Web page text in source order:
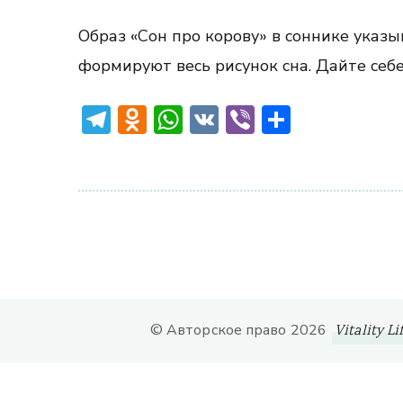
Образ «Сон про корову» в соннике
формируют весь рисунок сна. Дайте
Telegram
Odnoklassniki
WhatsApp
VKViber
© Авторское право 2026 Vitality